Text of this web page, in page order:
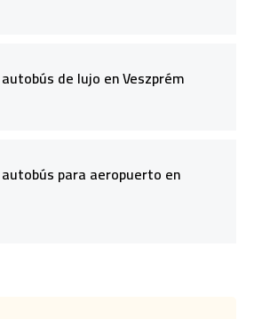
de lujo en Veszprém
para aeropuerto en